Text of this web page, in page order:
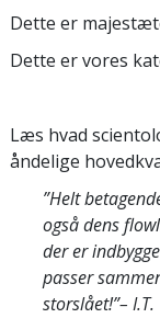
Dette er
Dette er vores
Læs hvad
åndelige
”Helt
også dens
der er
passer
storslået!”– I.T.